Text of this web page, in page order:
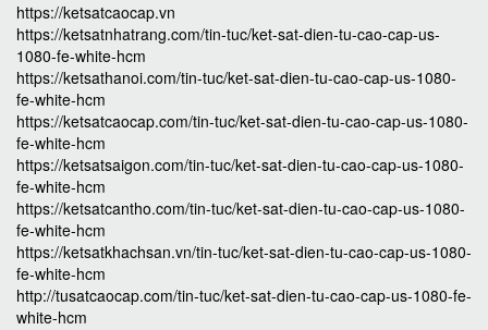
https://ketsatcaocap.vn
https://ketsatnhatrang.com/tin-tuc/ket-sat-dien-tu-cao-cap-us-
1080-fe-white-hcm
https://ketsathanoi.com/tin-tuc/ket-sat-dien-tu-cao-cap-us-1080-
fe-white-hcm
https://ketsatcaocap.com/tin-tuc/ket-sat-dien-tu-cao-cap-us-1080-
fe-white-hcm
https://ketsatsaigon.com/tin-tuc/ket-sat-dien-tu-cao-cap-us-1080-
fe-white-hcm
https://ketsatcantho.com/tin-tuc/ket-sat-dien-tu-cao-cap-us-1080-
fe-white-hcm
https://ketsatkhachsan.vn/tin-tuc/ket-sat-dien-tu-cao-cap-us-1080-
fe-white-hcm
http://tusatcaocap.com/tin-tuc/ket-sat-dien-tu-cao-cap-us-1080-fe-
white-hcm